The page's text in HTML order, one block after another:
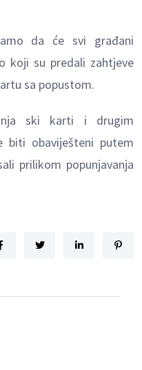
da će svi građani
koji su predali zahtjeve
sa popustom.
ski karti i drugim
biti obaviješteni putem
prilikom popunjavanja